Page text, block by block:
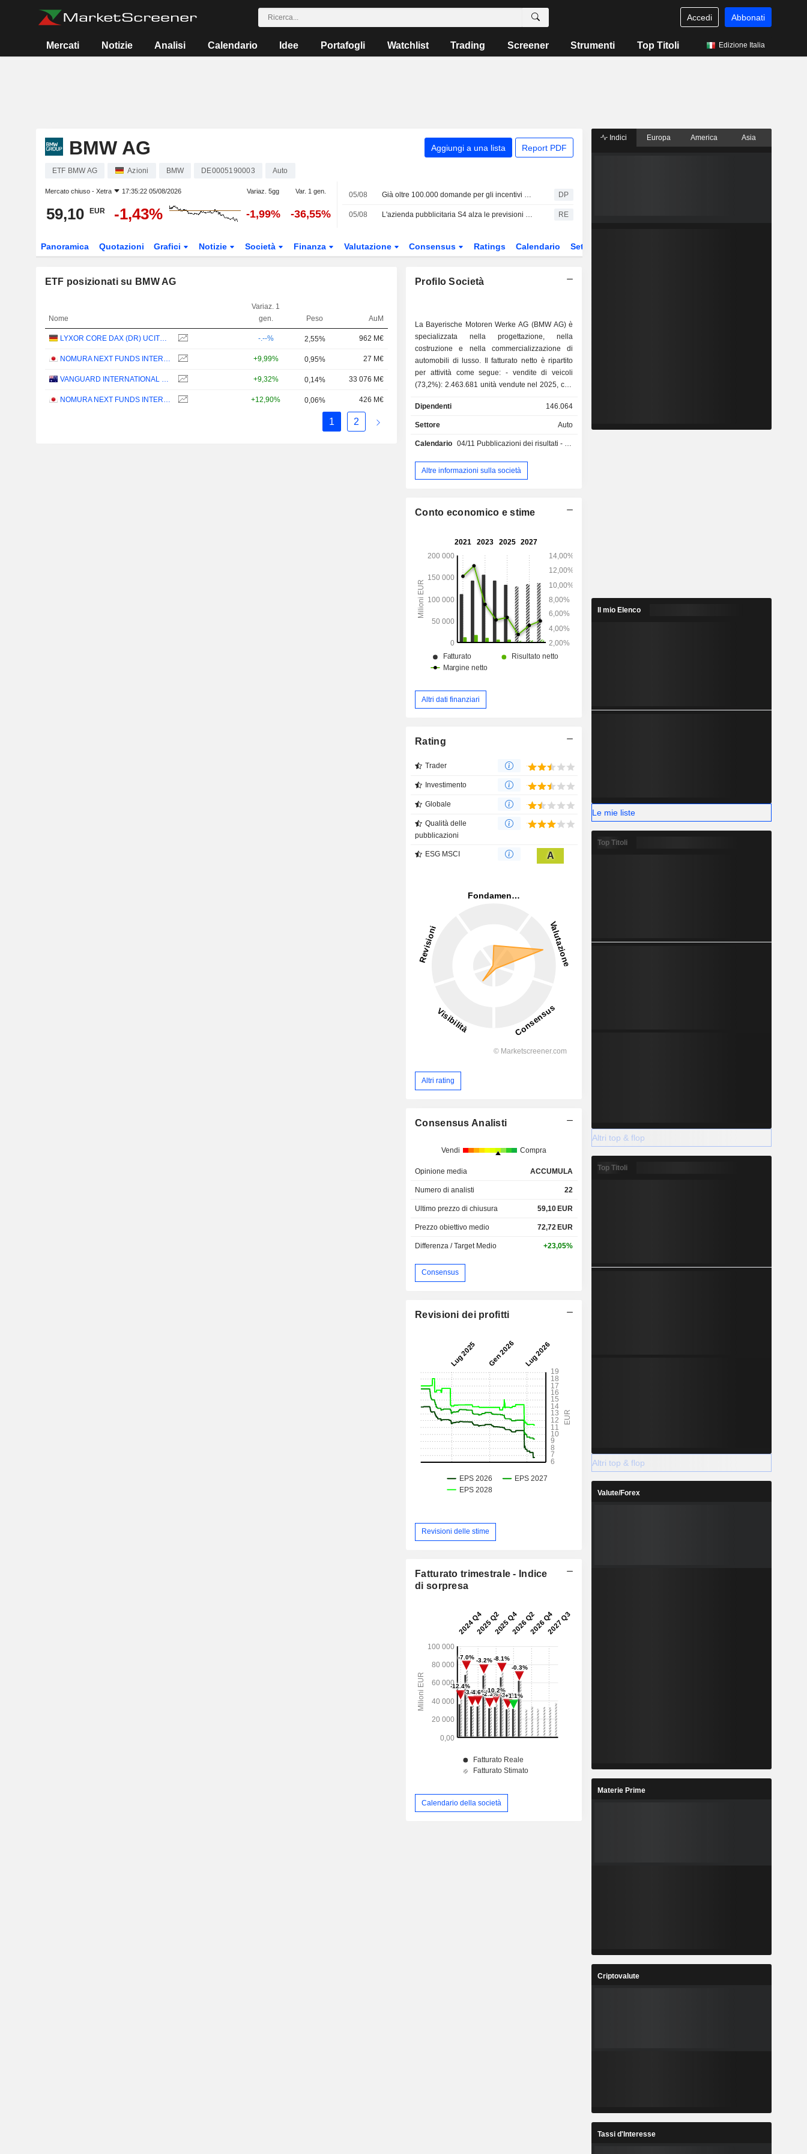
Accedi Abbonati
Mercati Notizie Analisi Calendario Idee Portafogli Watchlist Trading Screener Strumenti Top Titoli Edizione Italia
BMW AG Aggiungi a una lista Report PDF
ETF BMW AG Azioni BMW DE0005190003 Auto
Mercato chiuso - Xetra 17:35:22 05/08/2026 Variaz. 5gg Var. 1 gen.
59,10 EUR -1,43% -1,99% -36,55%
05/08 Già oltre 100.000 domande per gli incentivi alle auto elettriche DP
05/08 L'azienda pubblicitaria S4 alza le previsioni sui margini dopo che i tagli ai costi hanno spinto l'utile a livelli record RE
Panoramica Quotazioni Grafici Notizie Società Finanza Valutazione Consensus Ratings Calendario Settore
ETF posizionati su BMW AG
Nome
Variaz. 1
gen.
Peso AuM
LYXOR CORE DAX (DR) UCITS ETF - EUR -.--% 2,55% 962 M€
NOMURA NEXT FUNDS INTERNATIONAL EQUITY MSCI-KOKUSAI (YEN-HEDGED) ETF - JPY +9,99% 0,95% 27 M€
VANGUARD INTERNATIONAL EQUITY INDEX FUNDS - VANGUARD FTSE ALL-WORLD EX-US ETF +9,32% 0,14% 33 076 M€
NOMURA NEXT FUNDS INTERNATIONAL EQUITY MSCI-KOKUSAI (UNHEDGED) ETF - JPY +12,90% 0,06% 426 M€
1 2
Profilo Società
La Bayerische Motoren Werke AG (BMW AG) è
specializzata nella progettazione, nella
costruzione e nella commercializzazione di
automobili di lusso. Il fatturato netto è ripartito
per attività come segue: - vendite di veicoli
(73,2%): 2.463.681 unità vendute nel 2025, con
(288.278) e Rolls-Royce (5.664); - servizi di
finanziamento delle vendite (24,8%); - vendita di
compresa tra 650 e 1.200 cm³ (202.563 unità
il gruppo contava 33 siti produttivi in tutto il
mondo. Il fatturato netto è distribuito
(10,3%), Stati Uniti (20,2%), Americhe (3,8%) e
Dipendenti 146.064
Settore Auto
Calendario 04/11 Pubblicazioni dei risultati - Q3 2026
Altre informazioni sulla società
Conto economico e stime
Altri dati finanziari
Rating
Trader
Investimento
Globale
Qualità delle
pubblicazioni
ESG MSCI A
Altri rating
Consensus Analisti
Vendi Compra
Opinione media ACCUMULA
Numero di analisti 22
Ultimo prezzo di chiusura 59,10EUR
Prezzo obiettivo medio 72,72 EUR
Differenza / Target Medio +23,05%
Consensus
Revisioni dei profitti
Revisioni delle stime
Fatturato trimestrale - Indice
di sorpresa
Calendario della società
Indici Europa America Asia
Il mio Elenco
Le mie liste
Top Titoli
Altri top & flop
Top Titoli
Altri top & flop
Valute/Forex
Materie Prime
Criptovalute
Tassi d'Interesse